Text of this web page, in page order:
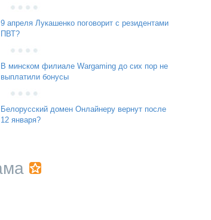
9 апреля Лукашенко поговорит с резидентами
ПВТ?
В минском филиале Wargaming до сих пор не
выплатили бонусы
Белорусский домен Онлайнеру вернут после
12 января?